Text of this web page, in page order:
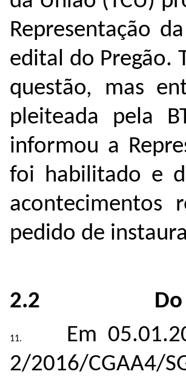
Representação
edital do Pregão.
questão, mas
pleiteada pela
informou a
foi habilitado e
acontecimentos
pedido de
2.2 Do
Em
2/2016/CGAA4/